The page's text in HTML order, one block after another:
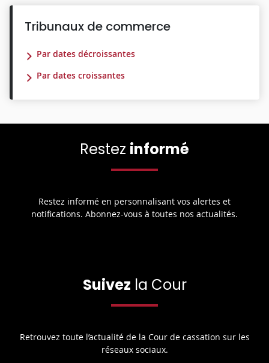
Tribunaux de commerce
Par dates décroissantes
Par dates croissantes
Restez informé
Restez informé en personnalisant vos alertes et
notifications. Abonnez-vous à toutes nos actualités.
Suivez la Cour
Retrouvez toute l’actualité de la Cour de cassation sur les
réseaux sociaux.